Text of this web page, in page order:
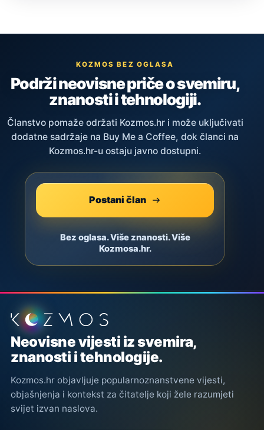
KOZMOS BEZ OGLASA
Podrži neovisne priče o svemiru,
znanosti i tehnologiji.
Članstvo pomaže održati Kozmos.hr i može uključivati
dodatne sadržaje na Buy Me a Coffee, dok članci na
Kozmos.hr-u ostaju javno dostupni.
Postani član
Bez oglasa. Više znanosti. Više
Kozmosa.hr.
Podnožje stranice
Neovisne vijesti iz svemira,
znanosti i tehnologije.
Kozmos.hr objavljuje popularnoznanstvene vijesti,
objašnjenja i kontekst za čitatelje koji žele razumjeti
svijet izvan naslova.